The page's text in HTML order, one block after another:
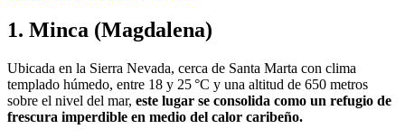
1. Minca (Magdalena)
Ubicada en la Sierra Nevada, cerca de Santa Marta con clima
templado húmedo, entre 18 y 25 °C y una altitud de 650 metros
sobre el nivel del mar, este lugar se consolida como un refugio de
frescura imperdible en medio del calor caribeño.